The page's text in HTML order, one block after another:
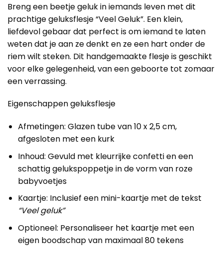
Breng een beetje geluk in iemands leven met dit
prachtige geluksflesje “Veel Geluk”. Een klein,
liefdevol gebaar dat perfect is om iemand te laten
weten dat je aan ze denkt en ze een hart onder de
riem wilt steken. Dit handgemaakte flesje is geschikt
voor elke gelegenheid, van een geboorte tot zomaar
een verrassing.
Eigenschappen geluksflesje
Afmetingen: Glazen tube van 10 x 2,5 cm,
afgesloten met een kurk
Inhoud: Gevuld met kleurrijke confetti en een
schattig gelukspoppetje in de vorm van roze
babyvoetjes
Kaartje: Inclusief een mini-kaartje met de tekst
“Veel geluk”
Optioneel: Personaliseer het kaartje met een
eigen boodschap van maximaal 80 tekens